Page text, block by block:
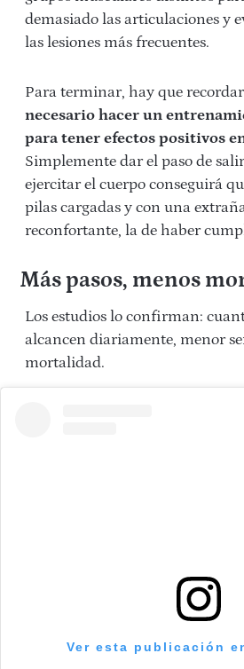
demasiado las articulaciones y
las lesiones más frecuentes.
Para terminar, hay que
necesario hacer un
para tener efectos positivos
Simplemente dar el paso de
ejercitar el cuerpo conseguirá
pilas cargadas y con una
reconfortante, la de haber
Más pasos, menos
Los estudios lo confirman:
alcancen diariamente, menor
mortalidad.
Ver esta publicación